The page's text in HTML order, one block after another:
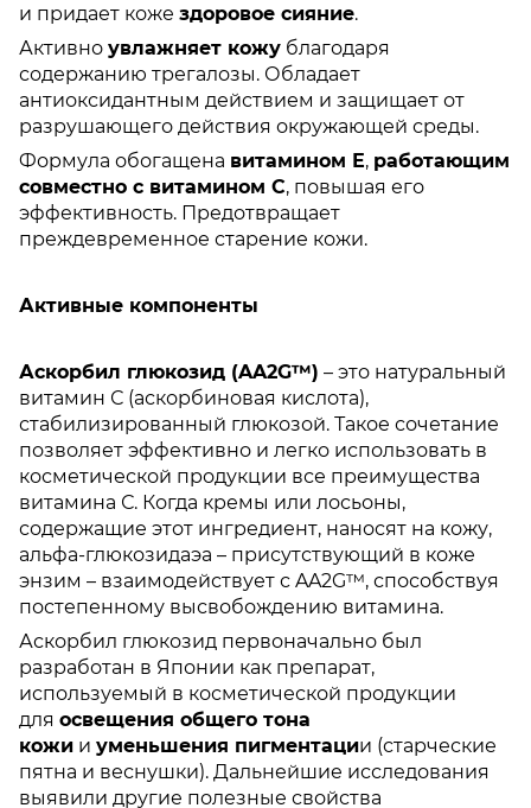
и придает коже здоровое сияние.
Активно увлажняет кожу благодаря
содержанию трегалозы. Обладает
антиоксидантным действием и защищает от
разрушающего действия окружающей среды.
Формула обогащена витамином Е, работающим
совместно с витамином С, повышая его
эффективность. Предотвращает
преждевременное старение кожи.
Активные компоненты
Аскорбил глюкозид (AA2G™) – это натуральный
витамин С (аскорбиновая кислота),
стабилизированный глюкозой. Такое сочетание
позволяет эффективно и легко использовать в
косметической продукции все преимущества
витамина С. Когда кремы или лосьоны,
содержащие этот ингредиент, наносят на кожу,
альфа-глюкозидаэа – присутствующий в коже
энзим – взаимодействует с AA2G™, способствуя
постепенному высвобождению витамина.
Аскорбил глюкозид первоначально был
разработан в Японии как препарат,
используемый в косметической продукции
для освещения общего тона
кожи и уменьшения пигментации (старческие
пятна и веснушки). Дальнейшие исследования
выявили другие полезные свойства